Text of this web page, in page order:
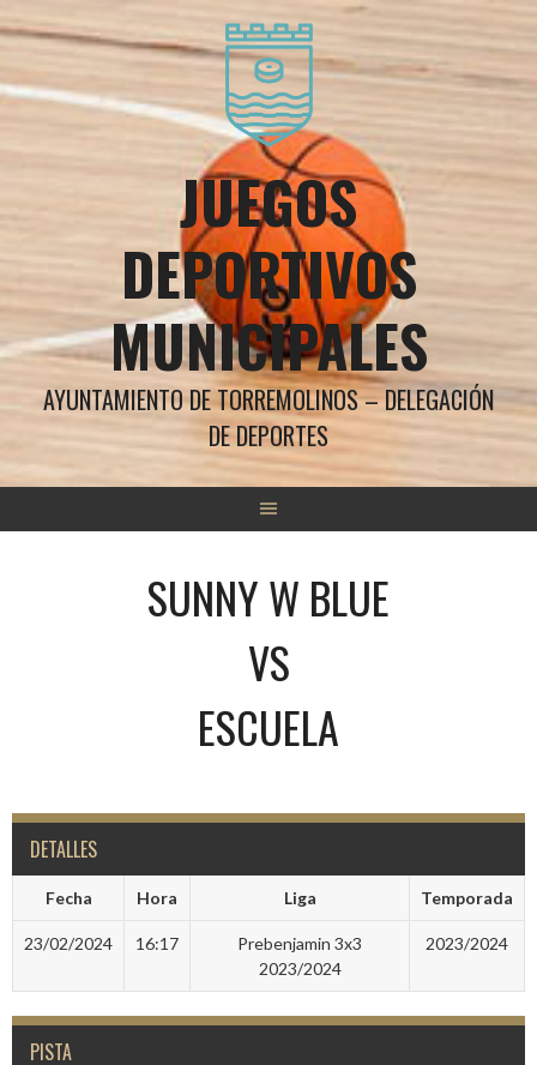
al
JUEGOS
DEPORTIVOS
MUNICIPALES
AYUNTAMIENTO DE TORREMOLINOS – DELEGACIÓN
DE DEPORTES
SUNNY W BLUE
VS
ESCUELA
DETALLES
Fecha Hora Liga Temporada
23/02/2024 16:17
Prebenjamin 3x3
2023/2024
2023/2024
PISTA